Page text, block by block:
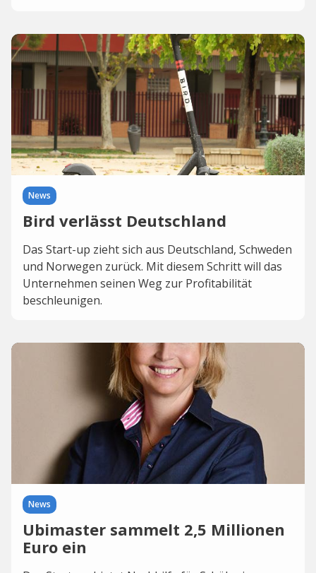
News
Bird verlässt Deutschland
Das Start-up zieht sich aus Deutschland, Schweden
und Norwegen zurück. Mit diesem Schritt will das
Unternehmen seinen Weg zur Profitabilität
beschleunigen.
News
Ubimaster sammelt 2,5 Millionen
Euro ein